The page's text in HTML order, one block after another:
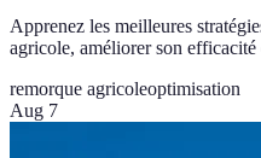
Apprenez les meilleures
agricole, améliorer son
remorque agricoleoptimisation
Aug 7